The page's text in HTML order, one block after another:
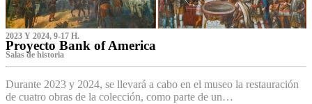
2023 Y 2024, 9-17 H.
Proyecto Bank of America
S‌alas de historia
Durante 2023 y 2024, se llevará a cabo en el museo la restauración
de cuatro obras de la colección, como parte de un…